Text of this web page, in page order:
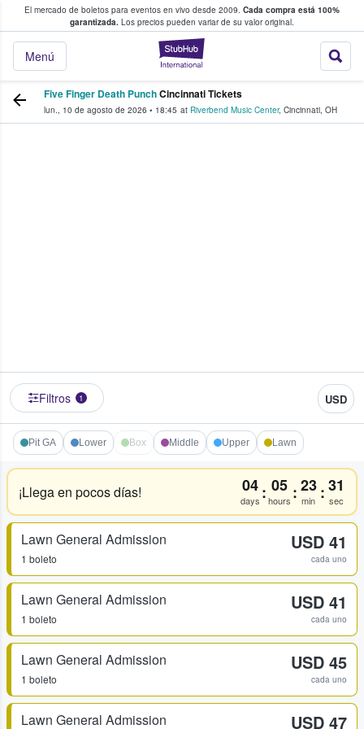
El mercado de boletos para eventos en vivo desde 2009. Cada compra está 100%
garantizada. Los precios pueden variar de su valor original.
StubHub: donde
Menú
fans compran y venden boletos
Five Finger Death PunchCincinnati Tickets
lun., 10 de agosto de 2026 • 18:45 at Riverbend Music Center, Cincinnati, OH
Filtros 1 USD
Pit GA Lower Box Middle Upper Lawn
¡Llega en pocos días! 04
days : 05
hours :23
min :31
sec
Lawn General Admission
1 boleto
USD 41
cada uno
Lawn General Admission
1 boleto
USD 41
cada uno
Lawn General Admission
1 boleto
USD 45
cada uno
Lawn General Admission USD 47